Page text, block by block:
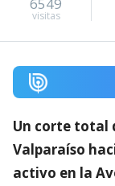
6549
visitas
Un corte total
Valparaíso
activo en la